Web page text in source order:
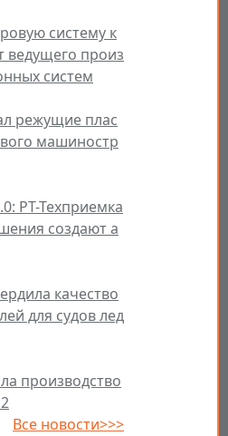
систему к
ведущего произ
систем
режущие плас
машиностр
РТ-Техприемка
создают а
качество
для судов лед
производство
Все новости>>>